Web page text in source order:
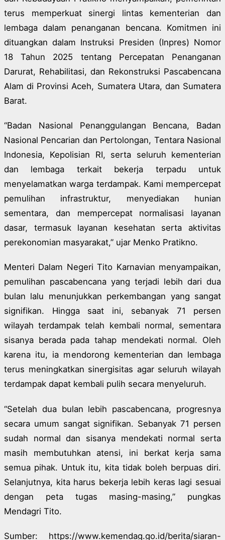
terus memperkuat sinergi lintas kementerian dan
lembaga dalam penanganan bencana. Komitmen ini
dituangkan dalam Instruksi Presiden (Inpres) Nomor
18 Tahun 2025 tentang Percepatan Penanganan
Darurat, Rehabilitasi, dan Rekonstruksi Pascabencana
Alam di Provinsi Aceh, Sumatera Utara, dan Sumatera
Barat.
“Badan Nasional Penanggulangan Bencana, Badan
Nasional Pencarian dan Pertolongan, Tentara Nasional
Indonesia, Kepolisian RI, serta seluruh kementerian
dan lembaga terkait bekerja terpadu untuk
menyelamatkan warga terdampak. Kami mempercepat
pemulihan infrastruktur, menyediakan hunian
sementara, dan mempercepat normalisasi layanan
dasar, termasuk layanan kesehatan serta aktivitas
perekonomian masyarakat,” ujar Menko Pratikno.
Menteri Dalam Negeri Tito Karnavian menyampaikan,
pemulihan pascabencana yang terjadi lebih dari dua
bulan lalu menunjukkan perkembangan yang sangat
signifikan. Hingga saat ini, sebanyak 71 persen
wilayah terdampak telah kembali normal, sementara
sisanya berada pada tahap mendekati normal. Oleh
karena itu, ia mendorong kementerian dan lembaga
terus meningkatkan sinergisitas agar seluruh wilayah
terdampak dapat kembali pulih secara menyeluruh.
“Setelah dua bulan lebih pascabencana, progresnya
secara umum sangat signifikan. Sebanyak 71 persen
sudah normal dan sisanya mendekati normal serta
masih membutuhkan atensi, ini berkat kerja sama
semua pihak. Untuk itu, kita tidak boleh berpuas diri.
Selanjutnya, kita harus bekerja lebih keras lagi sesuai
dengan peta tugas masing-masing,” pungkas
Mendagri Tito.
Sumber: https://www.kemendag.go.id/berita/siaran-